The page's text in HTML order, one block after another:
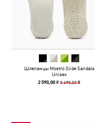
Шлепанцы Mostro Slide Sandals
Unisex
2 590,00 ₴3 690,00 ₴